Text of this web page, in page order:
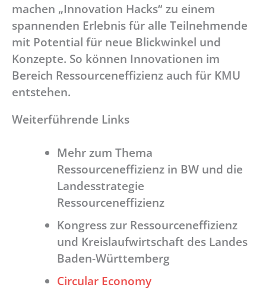
machen „Innovation Hacks“ zu einem
spannenden Erlebnis für alle Teilnehmende
mit Potential für neue Blickwinkel und
Konzepte. So können Innovationen im
Bereich Ressourceneffizienz auch für KMU
entstehen.
Weiterführende Links
Mehr zum Thema
Ressourceneffizienz in BW und die
Landesstrategie
Ressourceneffizienz
Kongress zur Ressourceneffizienz
und Kreislaufwirtschaft des Landes
Baden-Württemberg
Circular Economy